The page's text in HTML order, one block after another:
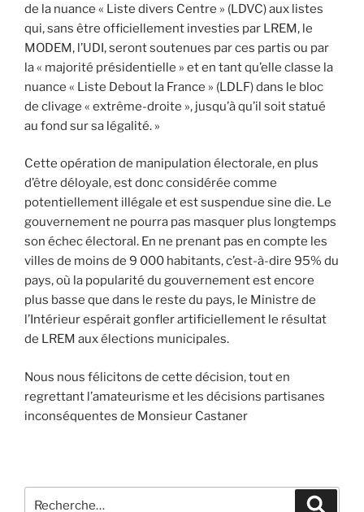
de la nuance « Liste divers Centre » (LDVC) aux listes
qui, sans être officiellement investies par LREM, le
MODEM, l’UDI, seront soutenues par ces partis ou par
la « majorité présidentielle » et en tant qu’elle classe la
nuance « Liste Debout la France » (LDLF) dans le bloc
de clivage « extrême-droite », jusqu’à qu’il soit statué
au fond sur sa légalité. »
Cette opération de manipulation électorale, en plus
d’être déloyale, est donc considérée comme
potentiellement illégale et est suspendue sine die. Le
gouvernement ne pourra pas masquer plus longtemps
son échec électoral. En ne prenant pas en compte les
villes de moins de 9 000 habitants, c’est-à-dire 95% du
pays, où la popularité du gouvernement est encore
plus basse que dans le reste du pays, le Ministre de
l’Intérieur espérait gonfler artificiellement le résultat
de LREM aux élections municipales.
Nous nous félicitons de cette décision, tout en
regrettant l’amateurisme et les décisions partisanes
inconséquentes de Monsieur Castaner